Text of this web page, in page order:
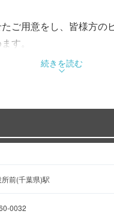
ご用意をし、皆様方の
す。
っぽん鍋をつけられま
ース
続きを読む
前(千葉県)駅
0032